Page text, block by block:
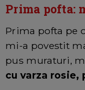
Prima pofta:
Prima pofta pe
mi-a povestit
pus muraturi,
cu varza